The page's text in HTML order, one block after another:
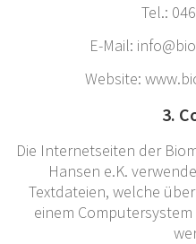
Tel.:
E-Mail:
Website:
3.
Die Internetseiten der
Hansen e.K.
Textdateien, welche
einem